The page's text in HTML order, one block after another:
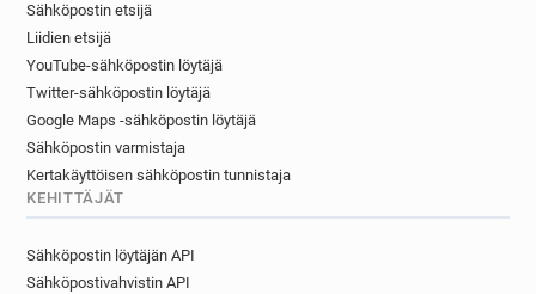
Sähköpostin etsijä
Liidien etsijä
YouTube-sähköpostin löytäjä
Twitter-sähköpostin löytäjä
Google Maps -sähköpostin löytäjä
Sähköpostin varmistaja
Kertakäyttöisen sähköpostin tunnistaja
KEHITTÄJÄT
Sähköpostin löytäjän API
Sähköpostivahvistin API